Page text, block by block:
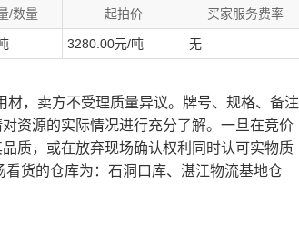
/数量 起拍价 买家服务费率
3280.00元/吨 无
，卖方不受理质量异议。牌号、规格、备注
资源的实际情况进行充分了解。一旦在竞价
质，或在放弃现场确认权利同时认可实物质
货的仓库为：石洞口库、湛江物流基地仓